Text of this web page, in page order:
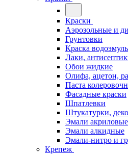
Краски
Аэрозольные и
Грунтовки
Краска
Лаки,
Обои жидкие
Олифа, ацетон,
Паста
Фасадные краски
Шпатлевки
Штукатурки,
Эмали
Эмали алкидные
Эмали-нитро и
Крепеж